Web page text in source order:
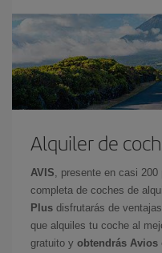
Alquiler de
AVIS , presente en casi
completa de coches de
Plus disfrutarás de
que alquiles tu coche al
gratuito y obtendrás Avios